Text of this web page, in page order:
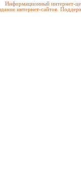
Информационный интернет-
интернет-сайтов.